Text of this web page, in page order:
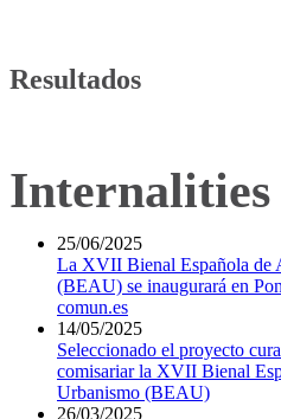
Resultados
Internalities
25/06/2025
La XVII Bienal Española de
(BEAU) se inaugurará en
comun.es
14/05/2025
Seleccionado el proyecto
comisariar la XVII Bienal
Urbanismo (BEAU)
26/03/2025